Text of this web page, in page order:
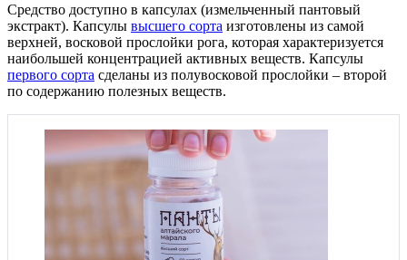
Средство доступно в капсулах (измельченный пантовый
экстракт). Капсулы высшего сорта изготовлены из самой
верхней, восковой прослойки рога, которая характеризуется
наибольшей концентрацией активных веществ. Капсулы
первого сорта сделаны из полувосковой прослойки – второй
по содержанию полезных веществ.